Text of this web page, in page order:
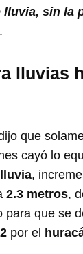
sin la
lluvias
que
cayó lo
,
2.3 metros,
para que se
por el